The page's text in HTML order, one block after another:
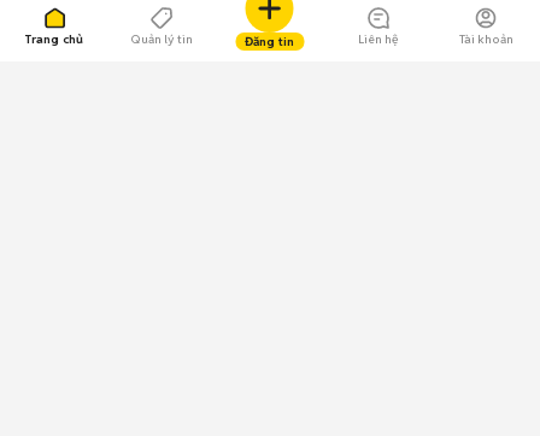
Trang chủ Quản lý tin Đăng tin Liên hệ Tài khoản